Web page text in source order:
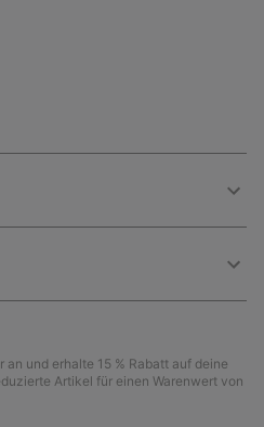
und erhalte 15 % Rabatt auf deine
Artikel für einen Warenwert von